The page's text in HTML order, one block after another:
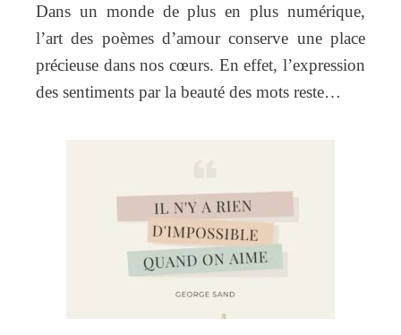
Dans un monde de plus en plus numérique,
l’art des poèmes d’amour conserve une place
précieuse dans nos cœurs. En effet, l’expression
des sentiments par la beauté des mots reste…